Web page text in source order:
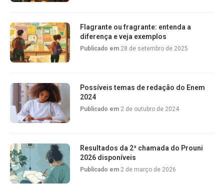
Flagrante ou fragrante: entenda a
diferença e veja exemplos
Publicado em 28 de setembro de 2025
Possíveis temas de redação do Enem
2024
Publicado em 2 de outubro de 2024
Resultados da 2ª chamada do Prouni
2026 disponíveis
Publicado em 2 de março de 2026